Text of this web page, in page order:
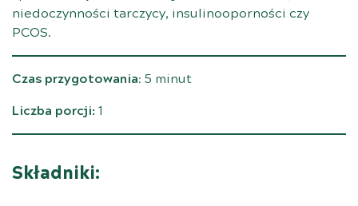
niedoczynności tarczycy, insulinooporności czy
PCOS.
Czas przygotowania: 5 minut
Liczba porcji: 1
Składniki: